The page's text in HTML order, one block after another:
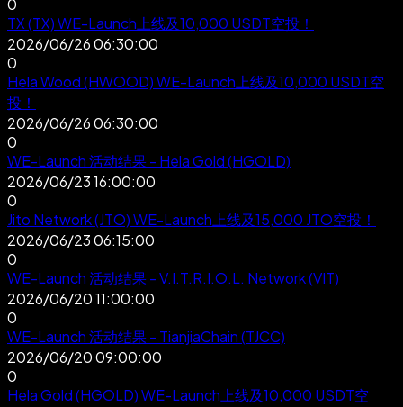
0
TX (TX) WE-Launch上线及10,000 USDT空投！
2026/06/26 06:30:00
0
Hela Wood (HWOOD) WE-Launch上线及10,000 USDT空
投！
2026/06/26 06:30:00
0
WE-Launch 活动结果 - Hela Gold (HGOLD)
2026/06/23 16:00:00
0
Jito Network (JTO) WE-Launch上线及15,000 JTO空投！
2026/06/23 06:15:00
0
WE-Launch 活动结果 - V.I.T.R.I.O.L. Network (VIT)
2026/06/20 11:00:00
0
WE-Launch 活动结果 - TianjiaChain (TJCC)
2026/06/20 09:00:00
0
Hela Gold (HGOLD) WE-Launch上线及10,000 USDT空